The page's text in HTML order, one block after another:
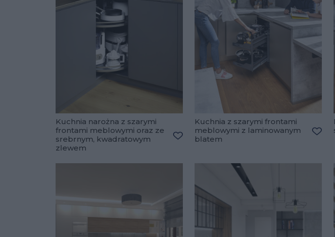
Kuchnia narożna z szarymi
frontami meblowymi oraz ze
srebrnym, kwadratowym
zlewem
Kuchnia z szarymi frontami
meblowymi z laminowanym
blatem